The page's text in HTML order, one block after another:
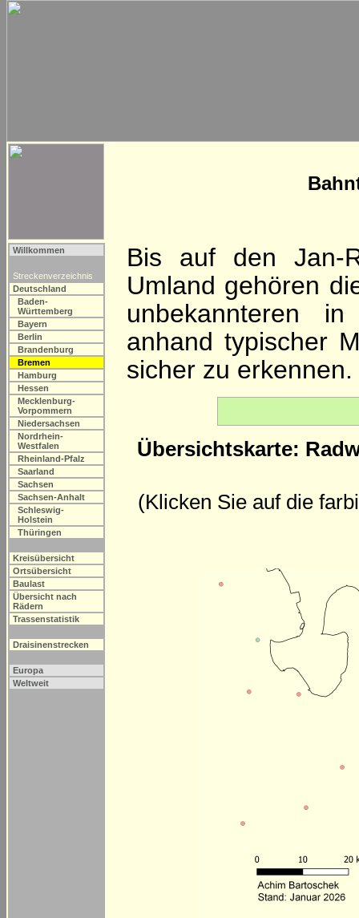
Willkommen
Streckenverzeichnis
Deutschland
Baden-
Württemberg
Bayern
Berlin
Brandenburg
Bremen
Hamburg
Hessen
Mecklenburg-
Vorpommern
Niedersachsen
Nordrhein-
Westfalen
Rheinland-Pfalz
Saarland
Sachsen
Sachsen-Anhalt
Schleswig-
Holstein
Thüringen
Kreisübersicht
Ortsübersicht
Baulast
Übersicht nach
Rädern
Trassenstatistik
Draisinenstrecken
Europa
Weltweit
Bis auf den Jan-
Umland gehören
unbekannteren
anhand typischer
sicher zu erkennen.
Übersichtskarte:
(Klicken Sie auf die